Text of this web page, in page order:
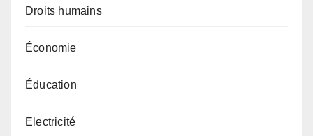
Droits humains
Économie
Éducation
Electricité